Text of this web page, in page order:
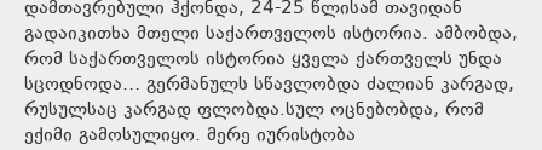
დამთავრებული ჰქონდა, 24-25 წლისამ თავიდან
გადაიკითხა მთელი საქართველოს ისტორია. ამბობდა,
რომ საქართველოს ისტორია ყველა ქართველს უნდა
სცოდნოდა… გერმანულს სწავლობდა ძალიან კარგად,
რუსულსაც კარგად ფლობდა.სულ ოცნებობდა, რომ
ექიმი გამოსულიყო. მერე იურისტობა